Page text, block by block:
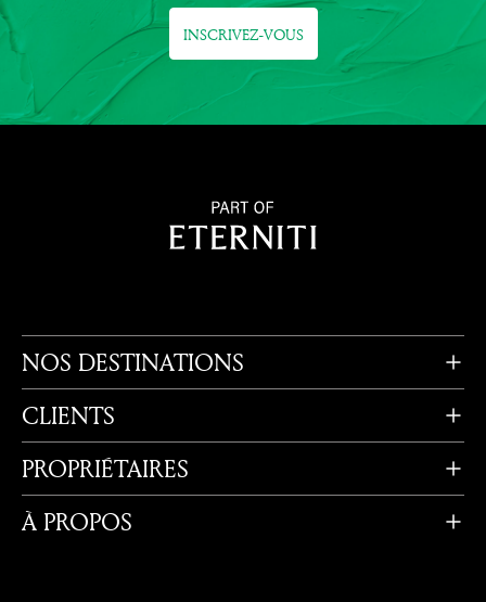
INSCRIVEZ-VOUS
NOS DESTINATIONS
CLIENTS
PROPRIÉTAIRES
À PROPOS